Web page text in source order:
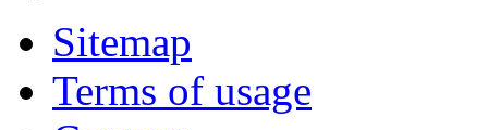
Sitemap
Terms of usage